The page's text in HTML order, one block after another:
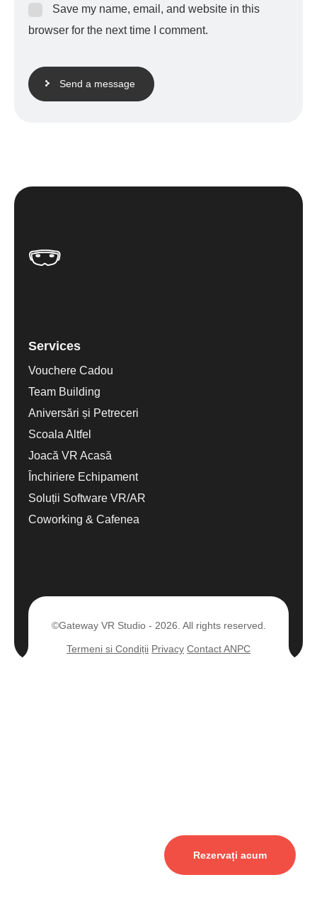
Save my name, email, and website in this
browser for the next time I comment.
Send a message
Services
Vouchere Cadou
Team Building
Aniversări și Petreceri
Scoala Altfel
Joacă VR Acasă
Închiriere Echipament
Soluții Software VR/AR
Coworking & Cafenea
©Gateway VR Studio - 2026. All rights reserved.
Termeni si Condiții Privacy Contact ANPC
Rezervați acum